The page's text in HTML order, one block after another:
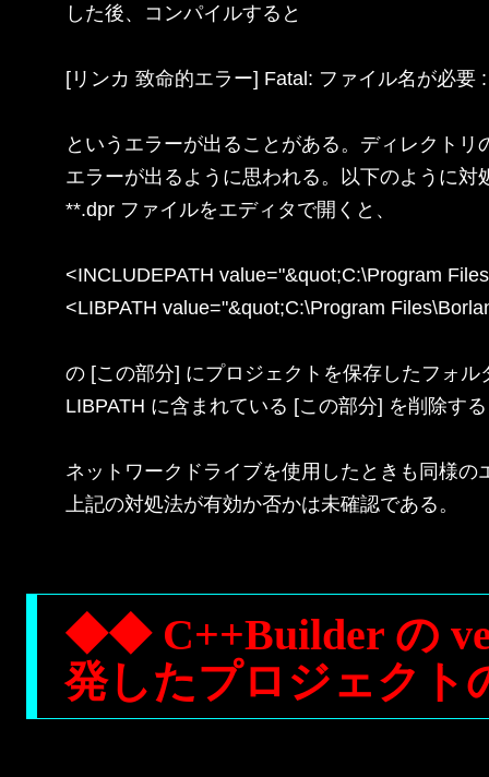
した後、コンパイルすると
[リンカ 致命的エラー] Fatal: ファイル名が必要 :
というエラーが出ることがある。ディレクトリ
エラーが出るように思われる。以下のように対
**.dpr ファイルをエディタで開くと、
<INCLUDEPATH value="&quot;C:\Program
<LIBPATH value="&quot;C:\Program
の [この部分] にプロジェクトを保存したフォ
LIBPATH に含まれている [この部分] を削除す
ネットワークドライブを使用したときも同様の
上記の対処法が有効か否かは未確認である。
◆◆ C++Builder の
発したプロジェク